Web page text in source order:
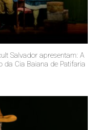
Salvador apresentam: A
da Cia Baiana de Patifaria